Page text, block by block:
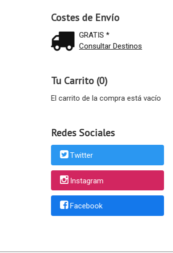
Costes de Envío
GRATIS *
Consultar Destinos
Tu Carrito (0)
El carrito de la compra está vacío
Redes Sociales
Twitter
Instagram
Facebook